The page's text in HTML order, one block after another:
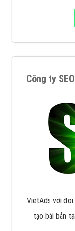
Công ty
VietAds với đội
tạo bài bản